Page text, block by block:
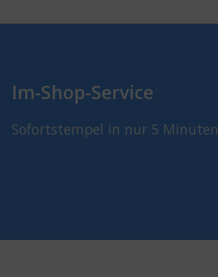
Im-Shop-Service
Sofortstempel in nur 5 Minuten